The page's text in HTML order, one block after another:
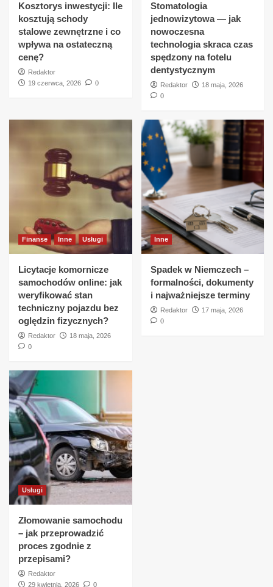
Kosztorys inwestycji: Ile
kosztują schody
stalowe zewnętrzne i co
wpływa na ostateczną
cenę?
Redaktor
19 czerwca, 2026
0
Stomatologia
jednowizytowa — jak
nowoczesna
technologia skraca czas
spędzony na fotelu
dentystycznym
Redaktor
18 maja, 2026
0
Finanse Inne Usługi
Licytacje komornicze
samochodów online: jak
weryfikować stan
techniczny pojazdu bez
oględzin fizycznych?
Redaktor
18 maja, 2026
0
Inne
Spadek w Niemczech –
formalności, dokumenty
i najważniejsze terminy
Redaktor
17 maja, 2026
0
Usługi
Złomowanie samochodu
– jak przeprowadzić
proces zgodnie z
przepisami?
Redaktor
29 kwietnia, 2026
0